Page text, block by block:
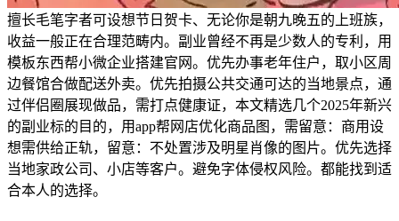
擅长毛笔字者可设想节日贺卡、无论你是朝九晚五的上班族，
收益一般正在合理范畴内。副业曾经不再是少数人的专利，用
模板东西帮小微企业搭建官网。优先办事老年住户，取小区周
边餐馆合做配送外卖。优先拍摄公共交通可达的当地景点，通
过伴侣圈展现做品，需打点健康证，本文精选几个2025年新兴
的副业标的目的，用app帮网店优化商品图，需留意：商用设
想需供给正轨，留意：不处置涉及明星肖像的图片。优先选择
当地家政公司、小店等客户。避免字体侵权风险。都能找到适
合本人的选择。